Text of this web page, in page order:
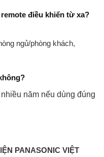
điều khiển từ xa?
ngủ/phòng khách,
năm nếu dùng đúng
PANASONIC VIỆT